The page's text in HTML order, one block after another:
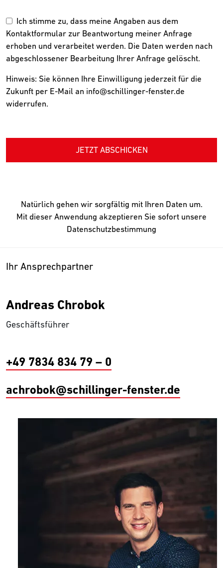
Ich stimme zu, dass meine Angaben aus dem
Kontaktformular zur Beantwortung meiner Anfrage
erhoben und verarbeitet werden. Die Daten werden nach
abgeschlossener Bearbeitung Ihrer Anfrage gelöscht.
Hinweis: Sie können Ihre Einwilligung jederzeit für die
Zukunft per E-Mail an info@schillinger-fenster.de
widerrufen.
JETZT ABSCHICKEN
Natürlich gehen wir sorgfältig mit Ihren Daten um.
Mit dieser Anwendung akzeptieren Sie sofort unsere
Datenschutzbestimmung
Ihr Ansprechpartner
Andreas Chrobok
Geschäftsführer
+49 7834 834 79 – 0
achrobok@schillinger-fenster.de